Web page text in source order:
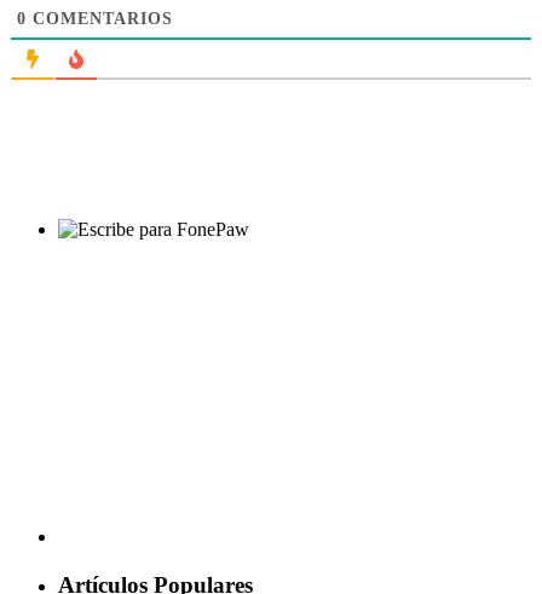
0 COMENTARIOS
Artículos Populares